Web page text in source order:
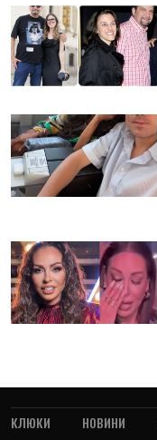
КЛЮКИ НОВИНИ